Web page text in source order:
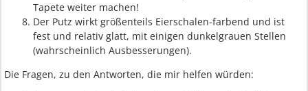
Tapete weiter machen!
Der Putz wirkt größenteils Eierschalen-farbend und ist
fest und relativ glatt, mit einigen dunkelgrauen Stellen
(wahrscheinlich Ausbesserungen).
Die Fragen, zu den Antworten, die mir helfen würden: